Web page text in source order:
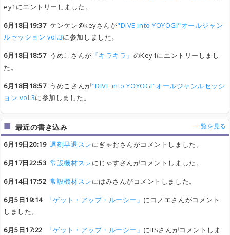
ey1にエントリーしました。
6月18日19:37ケンケン@keyさんが"DIVE into YOYOGI"オールジャン
ルセッション vol.3に参加しました。
6月18日18:57うめこさんが 「キラキラ」 のKey1にエントリーしまし
た。
6月18日18:57うめこさんが"DIVE into YOYOGI"オールジャンルセッシ
ョン vol.3に参加しました。
最近の書き込み 一覧を見る
6月19日20:19 遅刻早退スレにぎゃおさんがコメントしました。
6月17日22:53 常設機材スレにじゃすさんがコメントしました。
6月14日17:52 常設機材スレにはみさんがコメントしました。
6月5日19:14
「ゲット・アップ・ルーシー」 にコノエさんがコメント
しました。
6月5日17:22
「ゲット・アップ・ルーシー」 にIISさんがコメントしま